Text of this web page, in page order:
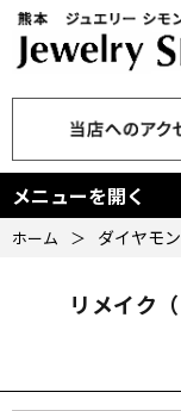
メニューを開く
ホーム ＞ ダイヤモ
リメイク